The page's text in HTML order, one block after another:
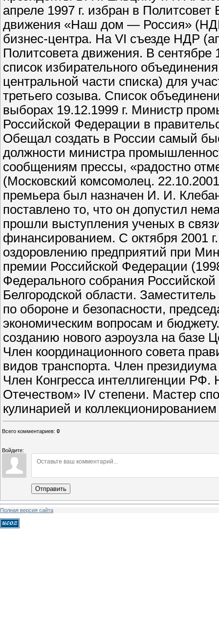
апреле 1997 г. избран в Политсовет
движения «Наш дом — Россия»
бизнес-центра. На VI съезде НДР
Политсовета движения. В
список избирательного
центральной части списка) для
третьего созыва. Список
выборах 19.12.1999 г. Министр
Российской Федерации в
Обещал создать в России самый
должности министра
сообщениям прессы, «радостно
(Московский комсомолец.
премьера был назначен И. И.
поставлено то, что он допустил
прошли выступления ученых в
финансированием. С октября 2001
оздоровлению предприятий при
премии Российской Федерации
Федерального собрания
Белгородской области.
по обороне и безопасности,
экономическим вопросам и
созданию нового аэроузла на базе
Член координационного совета
видов транспорта. Член
Член Конгресса интеллигенции РФ.
Отечеством» IV степени. Мастер
кулинарией и коллекционированием
Всего комментариев: 0
Войдите:
Отправить
Полная версия сайта